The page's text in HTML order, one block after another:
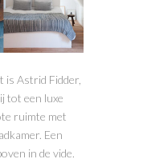
is Astrid Fidder,
tot een luxe
ruimte met
Een
in de vide.